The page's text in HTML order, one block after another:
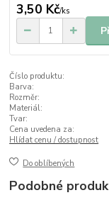
3,50 Kč/ks
Číslo produktu:
Barva:
Rozměr:
Materiál:
Tvar:
Cena uvedena za:
Hlídat cenu / dostupnost
Do oblíbených
Podobné